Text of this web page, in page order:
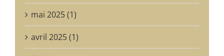
mai 2025 (1)
avril 2025 (1)